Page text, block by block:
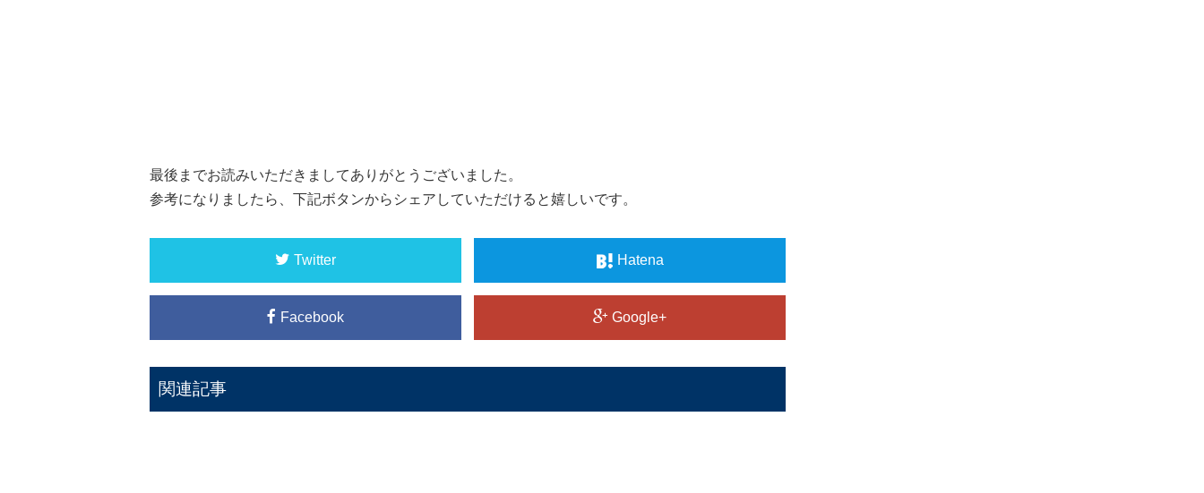
最後までお読みいただきましてありがとうございました。
参考になりましたら、下記ボタンからシェアしていただけると嬉しいです。
Twitter Hatena
Facebook Google+
関連記事